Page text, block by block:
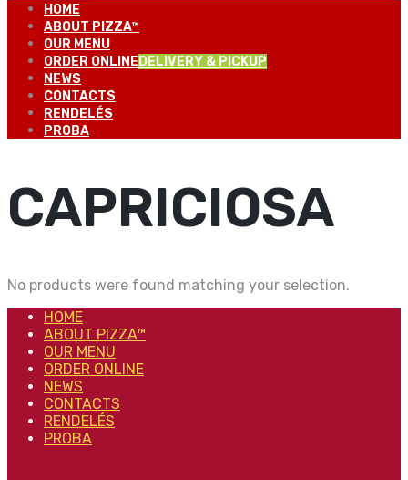
HOME
ABOUT PIZZA™
OUR MENU
ORDER ONLINE DELIVERY & PICKUP
NEWS
CONTACTS
RENDELÉS
PROBA
CAPRICIOSA
No products were found matching your selection.
HOME
ABOUT PIZZA™
OUR MENU
ORDER ONLINE
NEWS
CONTACTS
RENDELÉS
PROBA